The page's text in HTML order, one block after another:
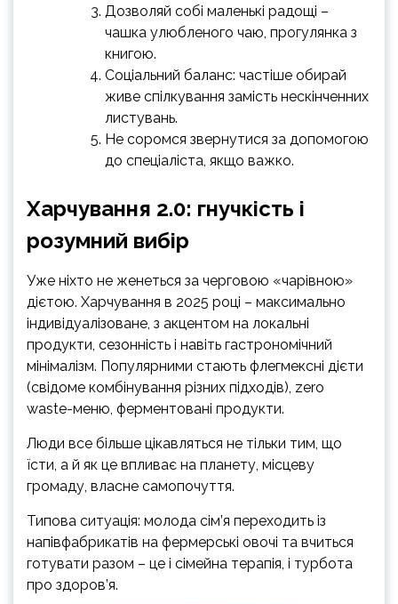
Дозволяй собі маленькі радощі –
чашка улюбленого чаю, прогулянка з
книгою.
Соціальний баланс: частіше обирай
живе спілкування замість нескінченних
листувань.
Не соромся звернутися за допомогою
до спеціаліста, якщо важко.
Харчування 2.0: гнучкість і
розумний вибір
Уже ніхто не женеться за черговою «чарівною»
дієтою. Харчування в 2025 році – максимально
індивідуалізоване, з акцентом на локальні
продукти, сезонність і навіть гастрономічний
мінімалізм. Популярними стають флегмексні дієти
(свідоме комбінування різних підходів), zero
waste-меню, ферментовані продукти.
Люди все більше цікавляться не тільки тим, що
їсти, а й як це впливає на планету, місцеву
громаду, власне самопочуття.
Типова ситуація: молода сім’я переходить із
напівфабрикатів на фермерські овочі та вчиться
готувати разом – це і сімейна терапія, і турбота
про здоров’я.